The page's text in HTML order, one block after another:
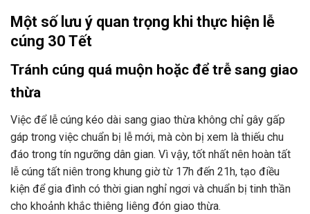
Một số lưu ý quan trọng khi thực hiện lễ
cúng 30 Tết
Tránh cúng quá muộn hoặc để trễ sang giao
thừa
Việc để lễ cúng kéo dài sang giao thừa không chỉ gây gấp
gáp trong việc chuẩn bị lễ mới, mà còn bị xem là thiếu chu
đáo trong tín ngưỡng dân gian. Vì vậy, tốt nhất nên hoàn tất
lễ cúng tất niên trong khung giờ từ 17h đến 21h, tạo điều
kiện để gia đình có thời gian nghỉ ngơi và chuẩn bị tinh thần
cho khoảnh khắc thiêng liêng đón giao thừa.